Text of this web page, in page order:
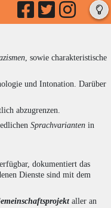
, sowie charakteristische
und Intonation. Darüber
abzugrenzen.
Sprachvarianten in
dokumentiert das
Dienste sind mit dem
aller an